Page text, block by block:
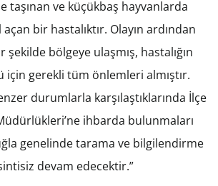
taşınan ve küçükbaş hayvanlarda
bir hastalıktır. Olayın ardından
şekilde bölgeye ulaşmış, hastalığın
gerekli tüm önlemleri almıştır.
durumlarla karşılaştıklarında İlçe
ihbarda bulunmaları
genelinde tarama ve bilgilendirme
devam edecektir.”